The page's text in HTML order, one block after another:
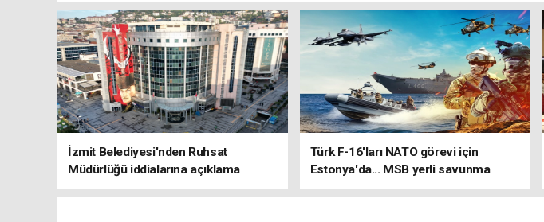
İzmit Belediyesi'nden Ruhsat
Müdürlüğü iddialarına açıklama
Türk F-16'ları NATO görevi için
Estonya'da... MSB yerli savunma
sistemleriyle güçleniyor